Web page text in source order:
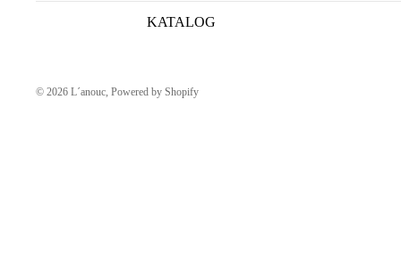
KATALOG
© 2026 L´anouc, Powered by Shopify